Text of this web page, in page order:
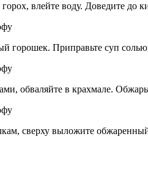
влейте воду. Доведите до
горошек. Приправьте суп
обваляйте в крахмале.
сверху выложите